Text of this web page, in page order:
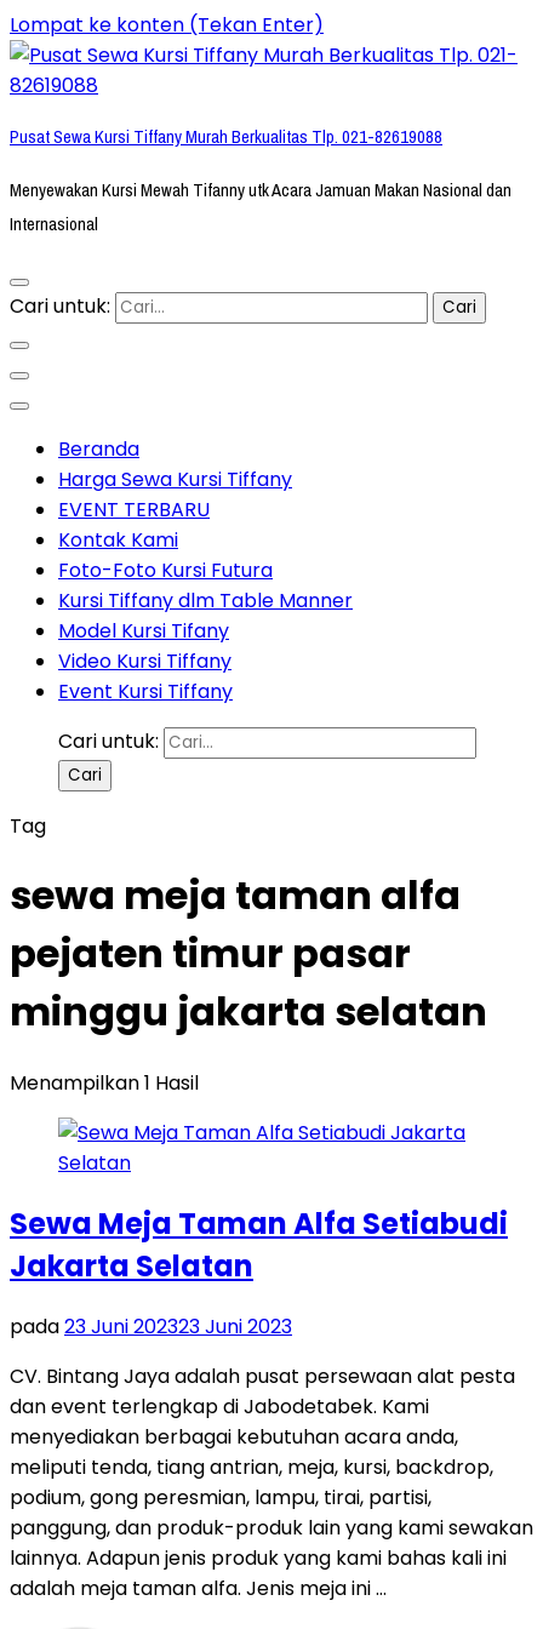
Lompat ke konten (Tekan Enter)
Pusat Sewa Kursi Tiffany Murah Berkualitas Tlp. 021-82619088
Menyewakan Kursi Mewah Tifanny utk Acara Jamuan Makan Nasional dan
Internasional
Cari untuk:
Beranda
Harga Sewa Kursi Tiffany
EVENT TERBARU
Kontak Kami
Foto-Foto Kursi Futura
Kursi Tiffany dlm Table Manner
Model Kursi Tifany
Video Kursi Tiffany
Event Kursi Tiffany
Cari untuk:
Tag
sewa meja taman alfa
pejaten timur pasar
minggu jakarta selatan
Menampilkan 1 Hasil
Sewa Meja Taman Alfa Setiabudi
Jakarta Selatan
pada23 Juni 202323 Juni 2023
CV. Bintang Jaya adalah pusat persewaan alat pesta
dan event terlengkap di Jabodetabek. Kami
menyediakan berbagai kebutuhan acara anda,
meliputi tenda, tiang antrian, meja, kursi, backdrop,
podium, gong peresmian, lampu, tirai, partisi,
panggung, dan produk-produk lain yang kami sewakan
lainnya. Adapun jenis produk yang kami bahas kali ini
adalah meja taman alfa. Jenis meja ini …